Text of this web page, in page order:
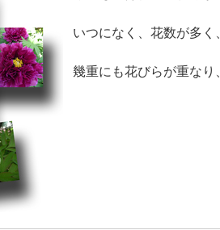
いつになく、花数が多く
幾重にも花びらが重な